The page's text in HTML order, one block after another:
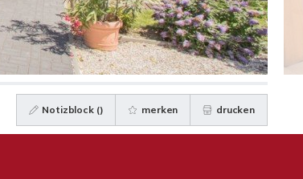
Notizblock () merken drucken